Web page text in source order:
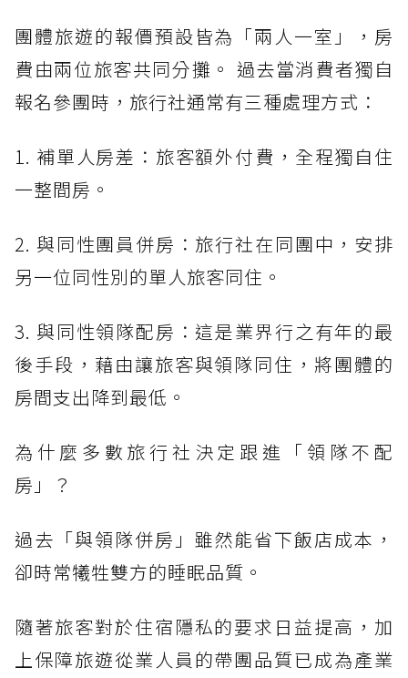
團體旅遊的報價預設皆為「兩人一室」，房
費由兩位旅客共同分攤。 過去當消費者獨自
報名參團時，旅行社通常有三種處理方式：
1. 補單人房差：旅客額外付費，全程獨自住
一整間房。
2. 與同性團員併房：旅行社在同團中，安排
另一位同性別的單人旅客同住。
3. 與同性領隊配房：這是業界行之有年的最
後手段，藉由讓旅客與領隊同住，將團體的
房間支出降到最低。
為什麼多數旅行社決定跟進「領隊不配
房」？
過去「與領隊併房」雖然能省下飯店成本，
卻時常犧牲雙方的睡眠品質。
隨著旅客對於住宿隱私的要求日益提高，加
上保障旅遊從業人員的帶團品質已成為產業